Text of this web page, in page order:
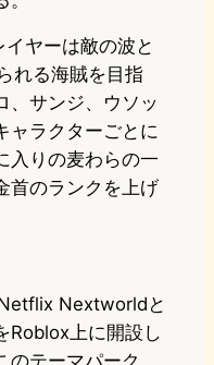
ヤーは敵の波と
れる海賊を目指
、サンジ、ウソッ
ャラクターごとに
入りの麦わらの一
首のランクを上げ
Nextworldと
Roblox上に開設し